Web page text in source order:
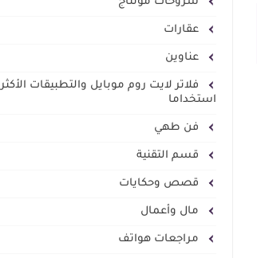
عقارات
عناوين
فلاتر لايت روم موبايل والتطبيقات الأكثر
استخداما
فن طهي
قسم التقنية
قصص وحكايات
مال وأعمال
مراجعات هواتف